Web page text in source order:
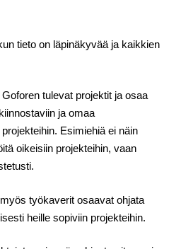
tieto on läpinäkyvää ja kaikkien
tulevat projektit ja osaa
ja omaa
Esimiehiä ei näin
oikeisiin projekteihin, vaan
työkaverit osaavat ohjata
heille sopiviin projekteihin.